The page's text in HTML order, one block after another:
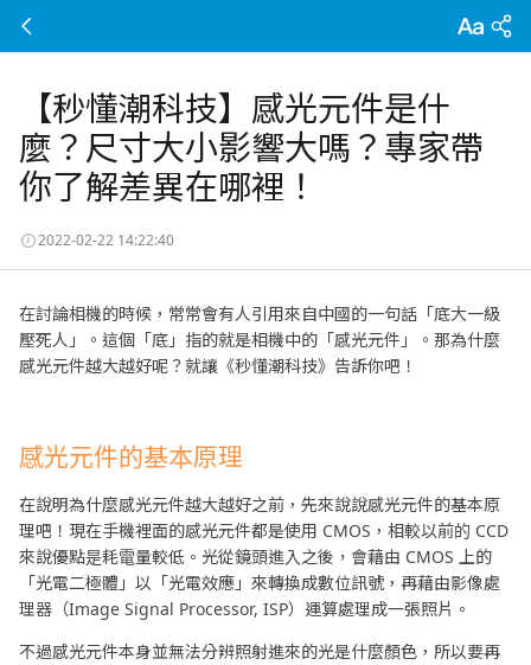
【秒懂潮科技】感光元件是什
麼？尺寸大小影響大嗎？專家帶
你了解差異在哪裡！
2022-02-22 14:22:40
在討論相機的時候，常常會有人引用來自中國的一句話「底大一級
壓死人」。這個「底」指的就是相機中的「感光元件」。那為什麼
感光元件越大越好呢？就讓《秒懂潮科技》告訴你吧！
感光元件的基本原理
在說明為什麼感光元件越大越好之前，先來說說感光元件的基本原
理吧！現在手機裡面的感光元件都是使用 CMOS，相較以前的 CCD
來說優點是耗電量較低。光從鏡頭進入之後，會藉由 CMOS 上的
「光電二極體」以「光電效應」來轉換成數位訊號，再藉由影像處
理器（Image Signal Processor, ISP）運算處理成一張照片。
不過感光元件本身並無法分辨照射進來的光是什麼顏色，所以要再